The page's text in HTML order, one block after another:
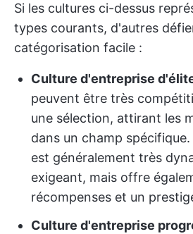
Si les cultures ci-dessus
types courants, d'autres
catégorisation facile :
Culture d'entreprise
peuvent être très
une sélection, attirant les
dans un champ
est généralement très
exigeant, mais offre
récompenses et un
Culture d'entreprise